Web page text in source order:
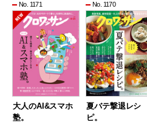
No. 1171
大人のAI&スマホ
塾。
No. 1170
夏バテ撃退レシ
ピ。